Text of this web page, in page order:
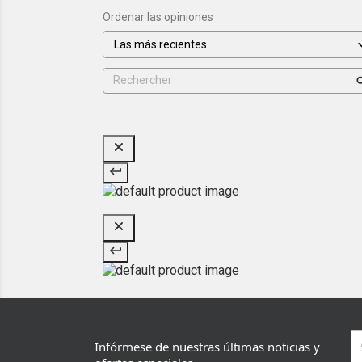
Ordenar las opiniones
Infórmese de nuestras últimas noticias y